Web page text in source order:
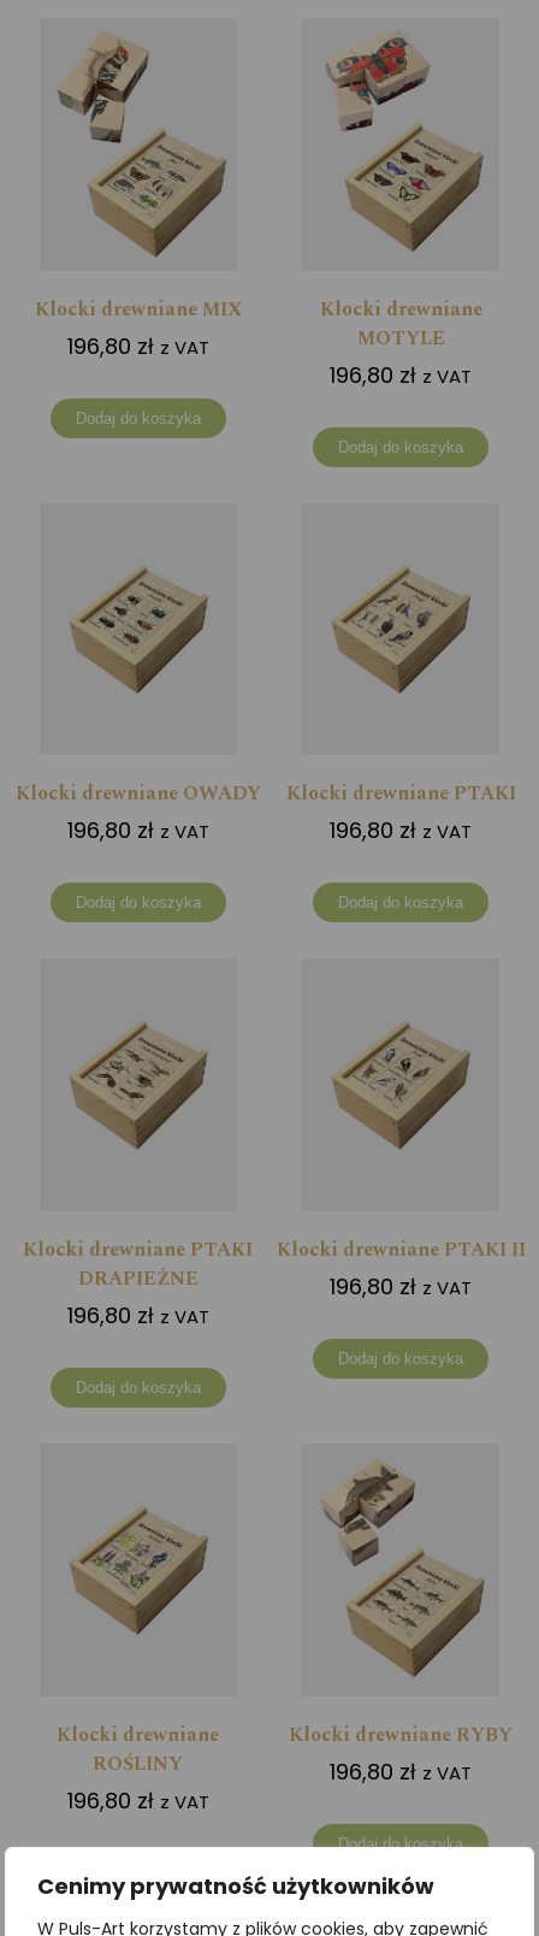
Cenimy prywatność użytkowników
W Puls-Art korzystamy z plików cookies, aby zapewnić
Klocki drewniane MIX
196,80 zł z VAT
Dodaj do koszyka
Klocki drewniane
MOTYLE
196,80 zł z VAT
Dodaj do koszyka
Klocki drewniane OWADY
196,80 zł z VAT
Dodaj do koszyka
Klocki drewniane PTAKI
196,80 zł z VAT
Dodaj do koszyka
Klocki drewniane PTAKI
DRAPIEŻNE
196,80 zł z VAT
Dodaj do koszyka
Klocki drewniane PTAKI II
196,80 zł z VAT
Dodaj do koszyka
Klocki drewniane
ROŚLINY
196,80 zł z VAT
Klocki drewniane RYBY
196,80 zł z VAT
Dodaj do koszyka